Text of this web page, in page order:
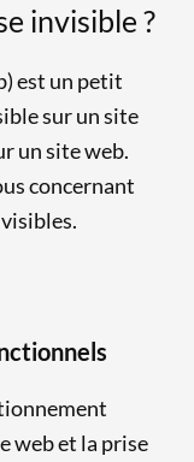
invisible ?
est un petit
sur un site
un site web.
concernant
web et la prise